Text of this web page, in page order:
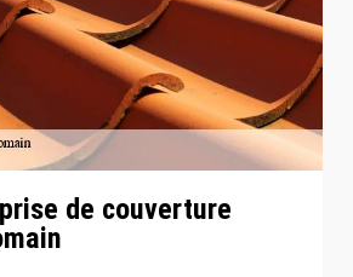
de couverture